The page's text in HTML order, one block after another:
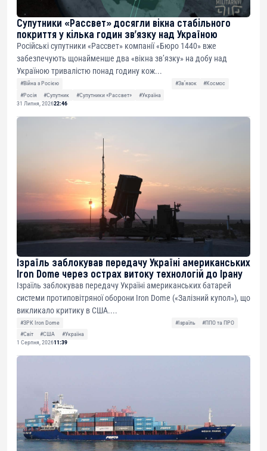
Супутники «Рассвет» досягли вікна стабільного
покриття у кілька годин зв’язку над Україною
Російські супутники «Рассвет» компанії «Бюро 1440» вже
забезпечують щонайменше два «вікна зв’язку» на добу над
Україною тривалістю понад годину кож...
#Війна з Росією #Звʼязок
#Космос
#Росія
#Супутник #Супутники «Рассвет»
#Україна
31 Липня, 202622:46
Ізраїль заблокував передачу Україні американських
Iron Dome через острах витоку технологій до Ірану
Ізраїль заблокував передачу Україні американських батарей
системи протиповітряної оборони Iron Dome («Залізний купол»), що
викликало критику в США....
#ЗРК Iron Dome #Ізраїль
#ППО та ПРО
#Світ
#США
#Україна
1 Серпня, 202611:39